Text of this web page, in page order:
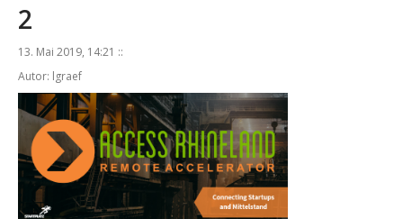
2
13. Mai 2019, 14:21 ::
Autor: lgraef